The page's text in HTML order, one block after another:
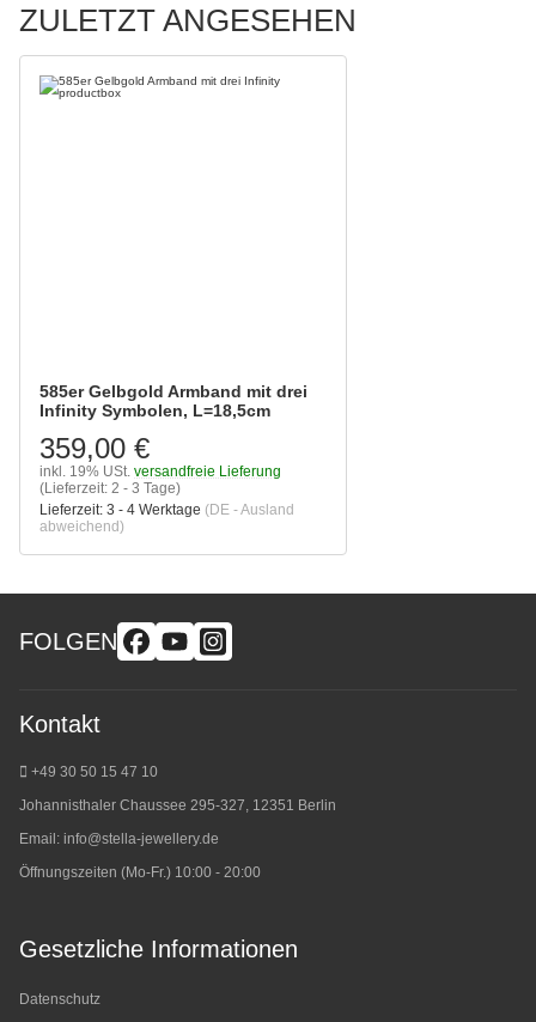
ZULETZT ANGESEHEN
585er Gelbgold Armband mit drei
Infinity Symbolen, L=18,5cm
359,00 €
inkl. 19% USt. versandfreie Lieferung
(Lieferzeit: 2 - 3 Tage)
Lieferzeit: 3 - 4 Werktage (DE - Ausland
abweichend)
FOLGEN
Kontakt
+49 30 50 15 47 10
Johannisthaler Chaussee 295-327, 12351 Berlin
Email: info@stella-jewellery.de
Öffnungszeiten (Mo-Fr.) 10:00 - 20:00
Gesetzliche Informationen
Datenschutz